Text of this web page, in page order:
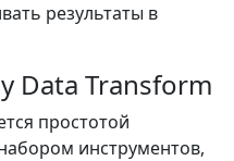
результаты в
Data Transform
простотой
инструментов,